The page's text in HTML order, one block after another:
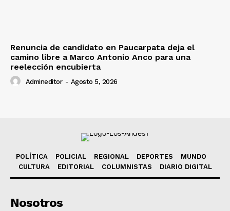
Renuncia de candidato en Paucarpata deja el
camino libre a Marco Antonio Anco para una
reelección encubierta
Admineditor - Agosto 5, 2026
POLÍTICA POLICIAL REGIONAL DEPORTES
MUNDO
CULTURA
EDITORIAL COLUMNISTAS DIARIO DIGITAL
Nosotros